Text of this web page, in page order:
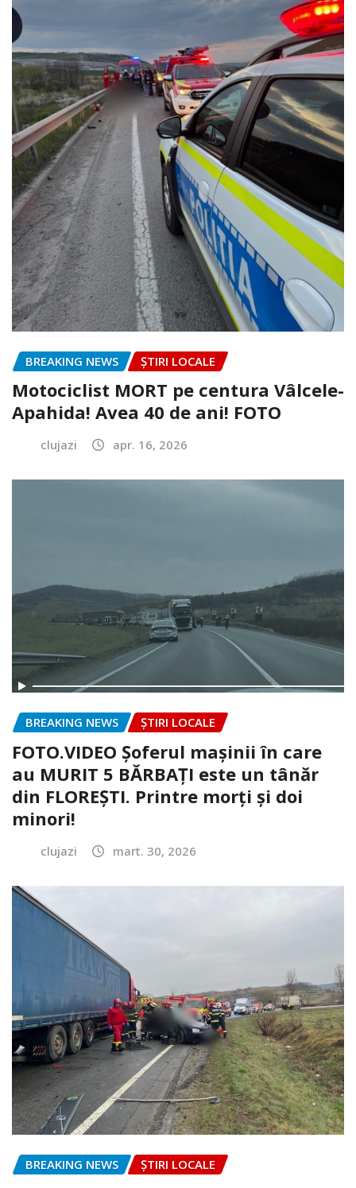
BREAKING NEWS ȘTIRI LOCALE
Motociclist MORT pe centura Vâlcele-
Apahida! Avea 40 de ani! FOTO
clujazi apr. 16, 2026
BREAKING NEWS ȘTIRI LOCALE
FOTO.VIDEO Șoferul mașinii în care
au MURIT 5 BĂRBAȚI este un tânăr
din FLOREȘTI. Printre morți și doi
minori!
clujazi mart. 30, 2026
BREAKING NEWS ȘTIRI LOCALE